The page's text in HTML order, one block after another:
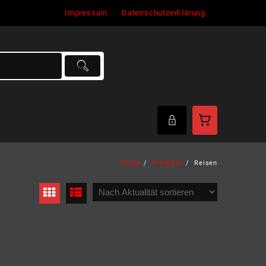
Impressum Datenschutzerklärung
Home Produkte Reisen